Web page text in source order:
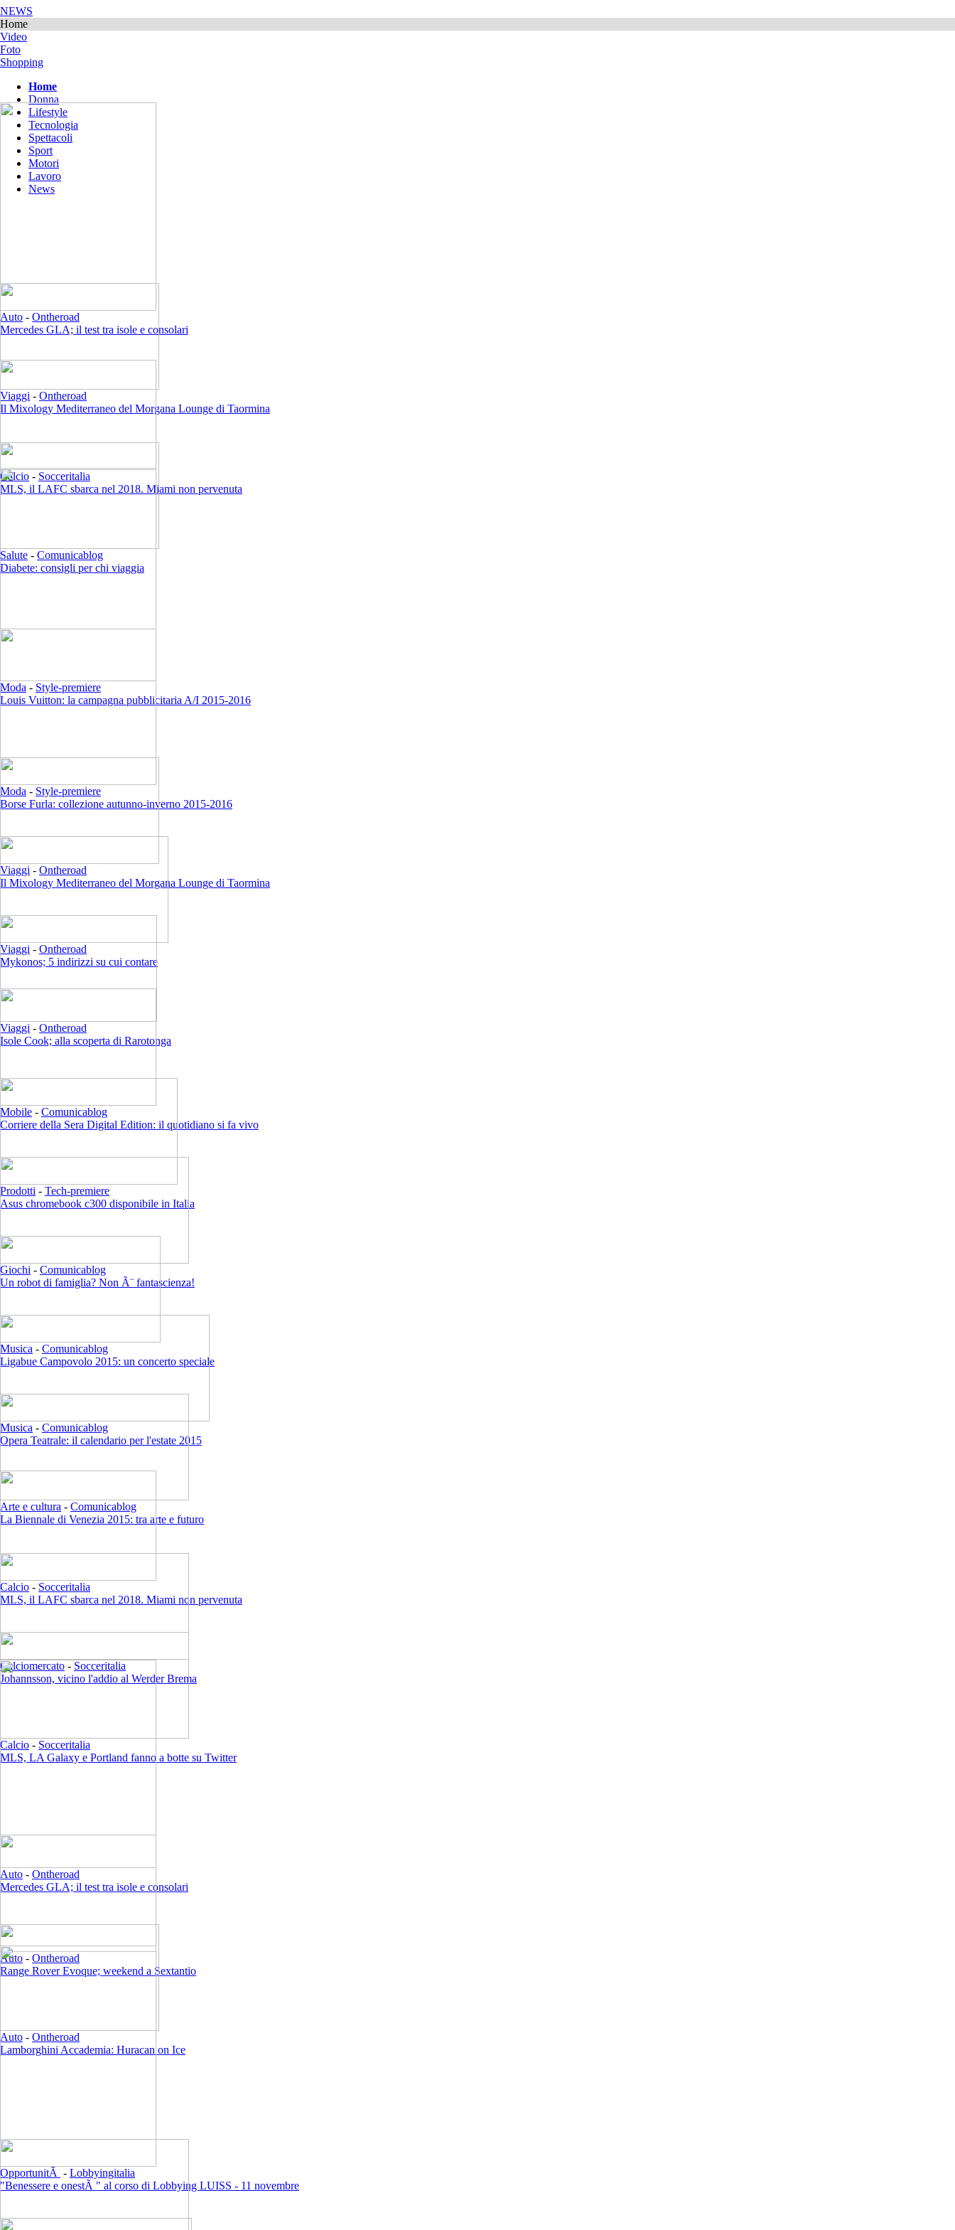
NEWS
Home
Video
Foto
Shopping
Home
Donna
Lifestyle
Tecnologia
Spettacoli
Sport
Motori
Lavoro
News
Auto - Ontheroad
Mercedes GLA; il test tra isole e consolari
Viaggi - Ontheroad
Il Mixology Mediterraneo del Morgana Lounge di Taormina
Calcio - Socceritalia
MLS, il LAFC sbarca nel 2018. Miami non pervenuta
Salute - Comunicablog
Diabete: consigli per chi viaggia
Moda - Style-premiere
Louis Vuitton: la campagna pubblicitaria A/I 2015-2016
Moda - Style-premiere
Borse Furla: collezione autunno-inverno 2015-2016
Viaggi - Ontheroad
Il Mixology Mediterraneo del Morgana Lounge di Taormina
Viaggi - Ontheroad
Mykonos; 5 indirizzi su cui contare
Viaggi - Ontheroad
Isole Cook; alla scoperta di Rarotonga
Mobile - Comunicablog
Corriere della Sera Digital Edition: il quotidiano si fa vivo
Prodotti - Tech-premiere
Asus chromebook c300 disponibile in Italia
Giochi - Comunicablog
Un robot di famiglia? Non Ã¨ fantascienza!
Musica - Comunicablog
Ligabue Campovolo 2015: un concerto speciale
Musica - Comunicablog
Opera Teatrale: il calendario per l'estate 2015
Arte e cultura - Comunicablog
La Biennale di Venezia 2015: tra arte e futuro
Calcio - Socceritalia
MLS, il LAFC sbarca nel 2018. Miami non pervenuta
Calciomercato - Socceritalia
Johannsson, vicino l'addio al Werder Brema
Calcio - Socceritalia
MLS, LA Galaxy e Portland fanno a botte su Twitter
Auto - Ontheroad
Mercedes GLA; il test tra isole e consolari
Auto - Ontheroad
Range Rover Evoque; weekend a Sextantio
Auto - Ontheroad
Lamborghini Accademia: Huracan on Ice
OpportunitÃ - Lobbyingitalia
"Benessere e onestÃ " al corso di Lobbying LUISS - 11 novembre